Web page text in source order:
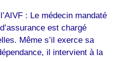
: Le médecin mandaté
est chargé
Même s’il exerce sa
il intervient à la